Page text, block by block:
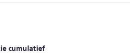
cumulatief